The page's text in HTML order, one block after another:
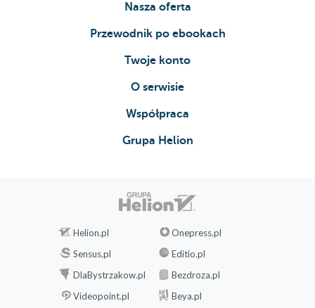
Nasza oferta
Przewodnik po ebookach
Twoje konto
O serwisie
Współpraca
Grupa Helion
Helion.pl
Onepress.pl
Sensus.pl
Editio.pl
DlaBystrzakow.pl
Bezdroza.pl
Videopoint.pl
Beya.pl